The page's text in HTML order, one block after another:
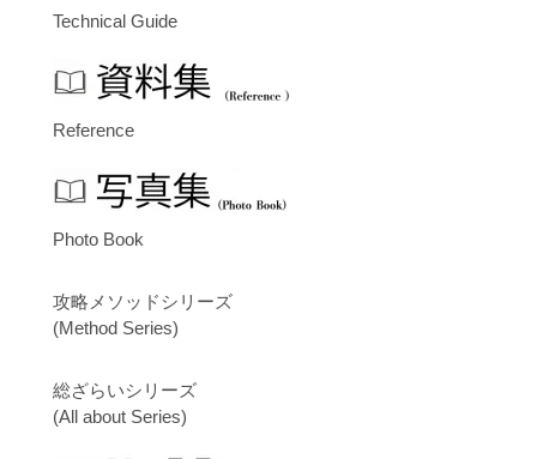
Technical Guide
Reference
Photo Book
攻略メソッドシリーズ
(Method Series)
総ざらいシリーズ
(All about Series)